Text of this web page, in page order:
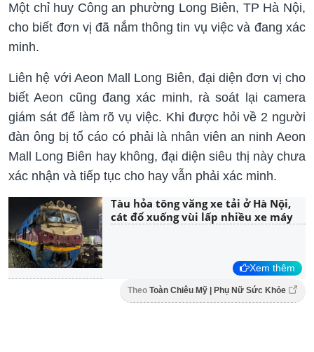
Một chỉ huy Công an phường Long Biên, TP Hà Nội,
cho biết đơn vị đã nắm thông tin vụ việc và đang xác
minh.
Liên hệ với Aeon Mall Long Biên, đại diện đơn vị cho
biết Aeon cũng đang xác minh, rà soát lại camera
giám sát để làm rõ vụ việc. Khi được hỏi về 2 người
đàn ông bị tố cáo có phải là nhân viên an ninh Aeon
Mall Long Biên hay không, đại diện siêu thị này chưa
xác nhận và tiếp tục cho hay vẫn phải xác minh.
Tàu hỏa tông văng xe tải ở Hà Nội,
cát đổ xuống vùi lấp nhiều xe máy
Xem thêm
Theo Toàn Chiêu Mỹ | Phụ Nữ Sức Khỏe